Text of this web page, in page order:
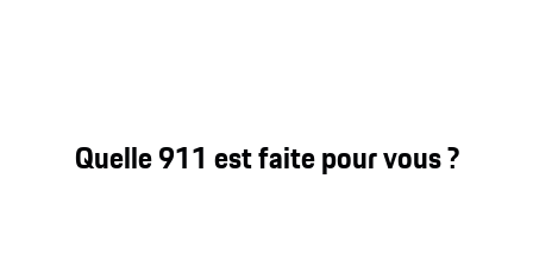
Quelle 911 est faite pour vous ?